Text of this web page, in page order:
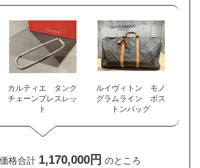
カルティエ タンク
チェーンブレスレッ
ト
ルイヴィトン モノ
グラムライン ボス
トンバッグ
格合計 1,170,000円 のところ